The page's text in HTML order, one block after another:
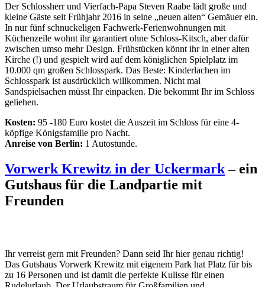
Der Schlossherr und Vierfach-Papa Steven Raabe lädt große und
kleine Gäste seit Frühjahr 2016 in seine „neuen alten“ Gemäuer ein.
In nur fünf schnuckeligen Fachwerk-Ferienwohnungen mit
Küchenzeile wohnt ihr garantiert ohne Schloss-Kitsch, aber dafür
zwischen umso mehr Design. Frühstücken könnt ihr in einer alten
Kirche (!) und gespielt wird auf dem königlichen Spielplatz im
10.000 qm großen Schlosspark. Das Beste: Kinderlachen im
Schlosspark ist ausdrücklich willkommen. Nicht mal
Sandspielsachen müsst Ihr einpacken. Die bekommt Ihr im Schloss
geliehen.
Kosten: 95 -180 Euro kostet die Auszeit im Schloss für eine 4-
köpfige Königsfamilie pro Nacht.
Anreise von Berlin: 1 Autostunde.
Vorwerk Krewitz in der Uckermark– ein
Gutshaus für die Landpartie mit
Freunden
Ihr verreist gern mit Freunden? Dann seid Ihr hier genau richtig!
Das Gutshaus Vorwerk Krewitz mit eigenem Park hat Platz für bis
zu 16 Personen und ist damit die perfekte Kulisse für einen